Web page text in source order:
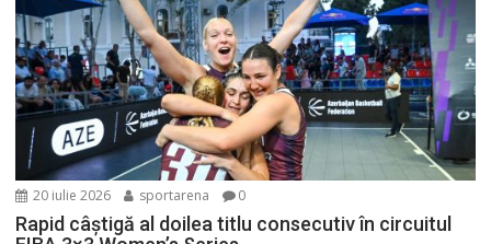
20 iulie 2026 sportarena 0
Rapid câștigă al doilea titlu consecutiv în circuitul